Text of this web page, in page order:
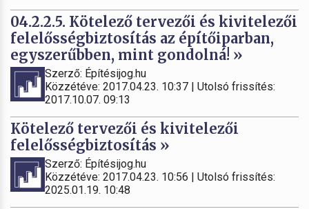
04.2.2.5. Kötelező tervezői és kivitelezői
felelősségbiztosítás az építőiparban,
egyszerűbben, mint gondolná! »
Szerző: Építésijog.hu
Közzétéve: 2017.04.23. 10:37 | Utolsó frissítés:
2017.10.07. 09:13
Kötelező tervezői és kivitelezői
felelősségbiztosítás »
Szerző: Építésijog.hu
Közzétéve: 2017.04.23. 10:56 | Utolsó frissítés:
2025.01.19. 10:48